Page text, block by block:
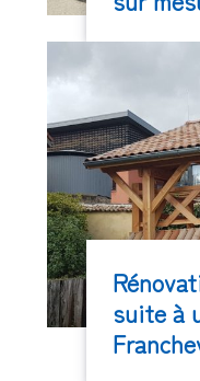
suite à